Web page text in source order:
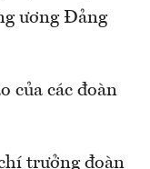
ương Đảng
của các đoàn
trưởng đoàn